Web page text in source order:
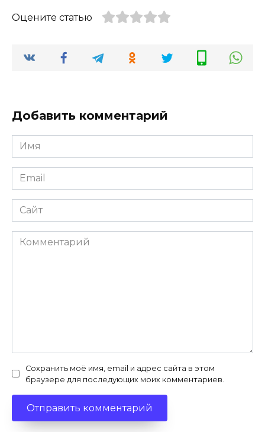
Оцените статью
Добавить комментарий
Имя
*
Email
*
Сайт
Комментарий
Сохранить моё имя, email и адрес сайта в этом
браузере для последующих моих комментариев.